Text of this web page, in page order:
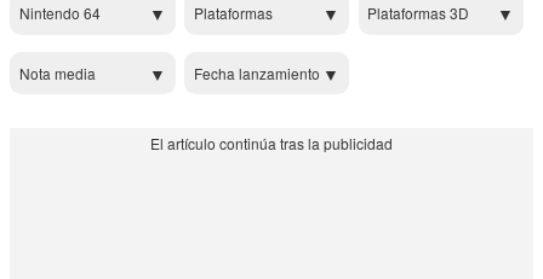
Nintendo 64 Plataformas Plataformas 3D
Nota media Fecha lanzamiento